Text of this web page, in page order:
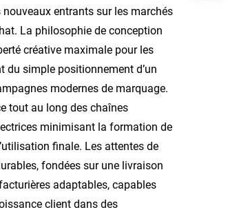
entrants sur les marchés
La philosophie de conception
créative maximale pour les
simple positionnement d’un
modernes de marquage.
tout au long des chaînes
minimisant la formation de
finale. Les attentes de
fondées sur une livraison
adaptables, capables
client dans des